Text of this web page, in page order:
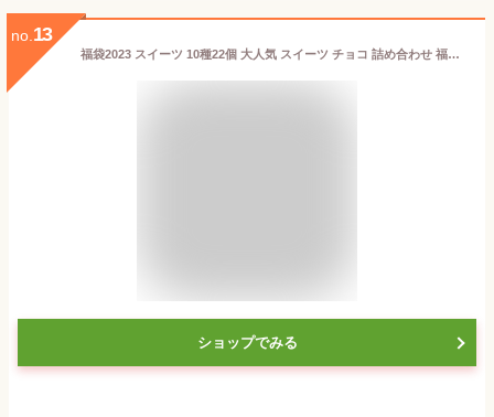
no. 13
福袋2023 スイーツ 10種22個 大人気 スイーツ チョコ 詰め合わせ 福袋 ギフト 彩果の恵み 生チーズケーキ ティラミス 生羊羹 ティラミスフルーツ マカロン フロランタン 安納芋 猫型ショコラサンド テリーヌショコラ ビジュー缶 クッキー お試し お礼 お祝い 送料無料 あす楽
ショップでみる